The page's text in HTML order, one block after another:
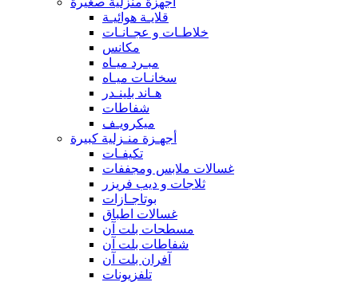
قلايـة هوائيـة
خلاطـات و عجـانـات
مكانس
مبـرد ميـاه
سخانـات ميـاه
هـاند بلينـدر
شفاطات
ميكرويـف
أجهـزة منـزلية كبيرة
تكيفـات
غسالات ملابس ومجففات
ثلاجات و ديب فريزر
بوتاجـازات
غسالات اطباق
مسطحات بلت آن
شفاطات بلت آن
آفران بلت آن
تلفزيونات